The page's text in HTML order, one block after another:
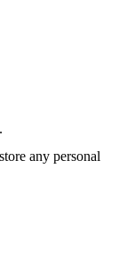
any personal